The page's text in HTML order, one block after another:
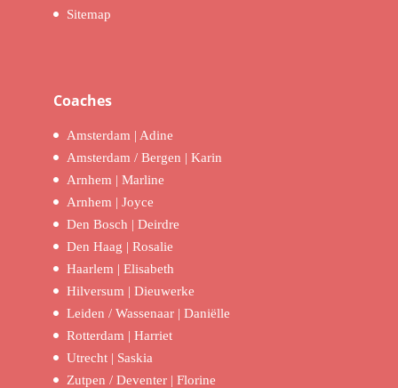
Sitemap
Coaches
Amsterdam | Adine
Amsterdam / Bergen | Karin
Arnhem | Marline
Arnhem | Joyce
Den Bosch | Deirdre
Den Haag | Rosalie
Haarlem | Elisabeth
Hilversum | Dieuwerke
Leiden / Wassenaar | Daniëlle
Rotterdam | Harriet
Utrecht | Saskia
Zutpen / Deventer | Florine